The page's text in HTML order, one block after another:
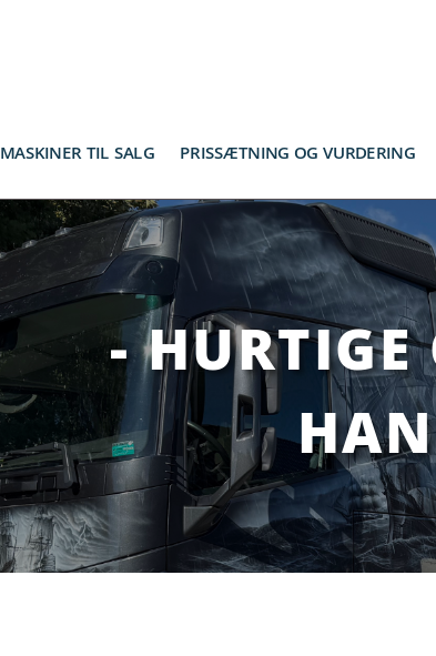
MASKINER TIL SALG PRISSÆTNING OG VURDERING
- HURTIGE